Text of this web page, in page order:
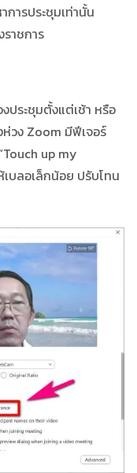
การประชุมเท่านั้น
าชการ
ประชุมตั้งแต่เช้า หรือ
วง Zoom มีฟีเจอร์
up my
เบลอเล็กน้อย ปรับโทน